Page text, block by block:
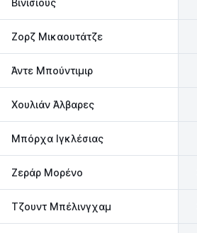
Ζορζ Μικαουτάτζε
Άντε Μπούντιμιρ
Χουλιάν Άλβαρες
Μπόρχα Ιγκλέσιας
Ζεράρ Μορένο
Τζουντ Μπέλινγχαμ